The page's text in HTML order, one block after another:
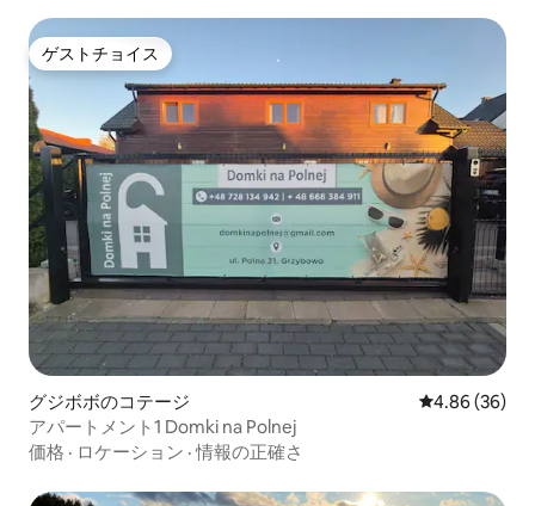
ゲストチョイス
ゲストチョイス
グジボボのコテージ レビュー36
4.86 (36)
アパートメント1 Domki na Polnej
価格 · ロケーション ·情報の正確さ